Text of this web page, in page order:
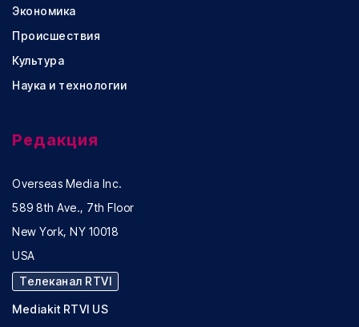
Экономика
Происшествия
Культура
Наука и технологии
Редакция
Overseas Media Inc.
589 8th Ave., 7th Floor
New York, NY 10018
USA
Телеканал RTVI
Mediakit RTVI US